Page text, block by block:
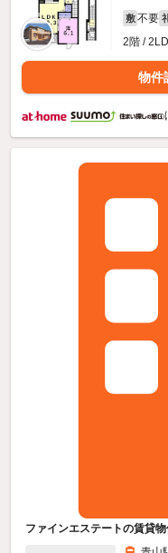
敷 不要
2階 /
物件
ファインエステートの賃貸